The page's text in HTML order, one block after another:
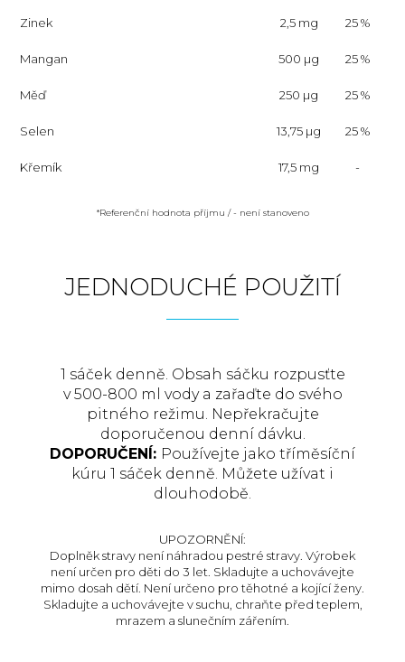
Zinek 2,5 mg 25 %
Mangan 500 µg 25 %
Měď 250 µg 25 %
Selen 13,75 µg 25 %
Křemík 17,5 mg -
*Referenční hodnota příjmu / - není stanoveno
JEDNODUCHÉ POUŽITÍ
1 sáček denně. Obsah sáčku rozpusťte
v 500-800 ml vody a zařaďte do svého
pitného režimu. Nepřekračujte
doporučenou denní dávku.
DOPORUČENÍ: Používejte jako tříměsíční
kúru 1 sáček denně. Můžete užívat i
dlouhodobě.
UPOZORNĚNÍ:
Doplněk stravy není náhradou pestré stravy. Výrobek
není určen pro děti do 3 let. Skladujte a uchovávejte
mimo dosah dětí. Není určeno pro těhotné a kojící ženy.
Skladujte a uchovávejte v suchu, chraňte před teplem,
mrazem a slunečním zářením.